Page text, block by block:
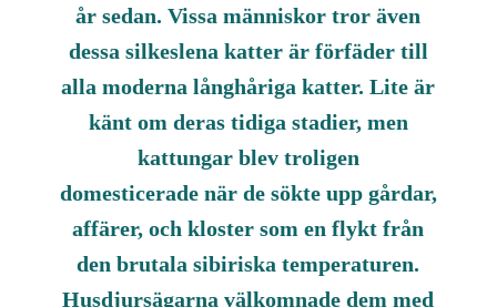
år sedan. Vissa människor tror även
dessa silkeslena katter är förfäder till
alla moderna långhåriga katter. Lite är
känt om deras tidiga stadier, men
kattungar blev troligen
domesticerade när de sökte upp gårdar,
affärer, och kloster som en flykt från
den brutala sibiriska temperaturen.
Husdjursägarna välkomnade dem med